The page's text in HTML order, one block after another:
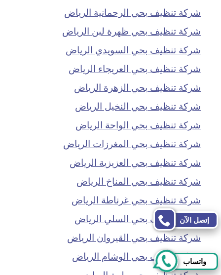
شركة تنظيف بحي الرحمانية الرياض
شركة تنظيف بحي ظهرة لبن الرياض
شركة تنظيف بحي السويدي الرياض
شركة تنظيف بحي العريجاء الرياض
شركة تنظيف بحي الزهرة الرياض
شركة تنظيف بحي النخيل الرياض
شركة تنظيف بحي الواحة الرياض
شركة تنظيف بحي المغرزات الرياض
شركة تنظيف بحي العزيزية الرياض
شركة تنظيف بحي المناخ الرياض
شركة تنظيف بحي غرناطة الرياض
شركة تنظيف بحي السلي الرياض
شركة تنظيف بحي القيروان الرياض
شركة تنظيف بحي الوشام الرياض
إتصل الآن
واتساب